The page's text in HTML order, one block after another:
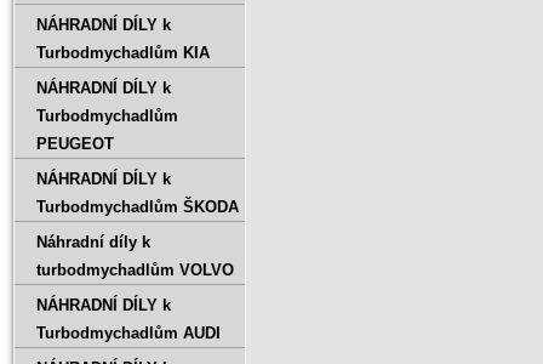
NÁHRADNÍ DÍLY k
Turbodmychadlům KIA
NÁHRADNÍ DÍLY k
Turbodmychadlům
PEUGEOT
NÁHRADNÍ DÍLY k
Turbodmychadlům ŠKODA
Náhradní díly k
turbodmychadlům VOLVO
NÁHRADNÍ DÍLY k
Turbodmychadlům AUDI